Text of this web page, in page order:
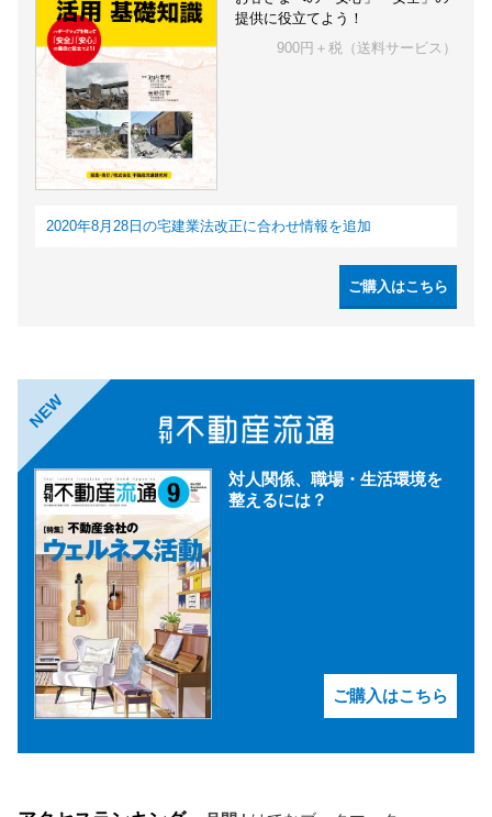
提供に役立てよう！
900円＋税（送料サービス）
2020年8月28日の宅建業法改正に合わせ情報を追加
ご購入はこちら
NEW
対人関係、職場・生活環境を
整えるには？
ご購入はこちら